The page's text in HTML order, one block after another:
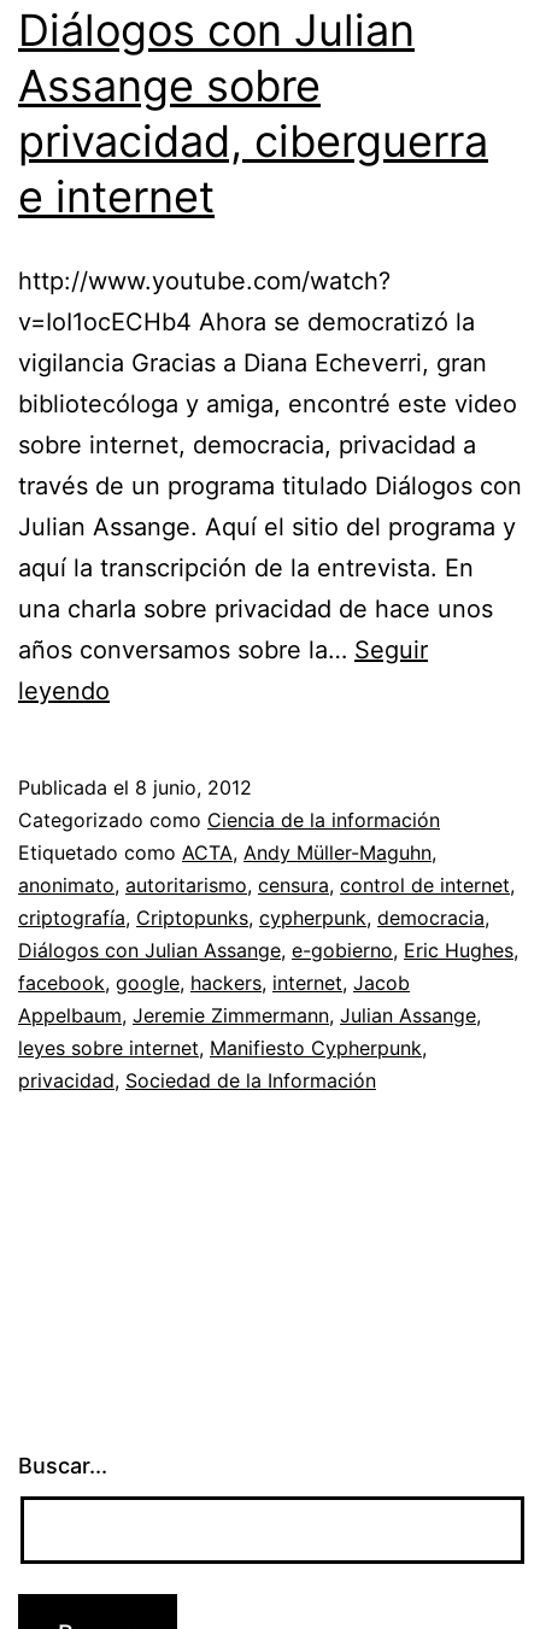
Diálogos con Julian
Assange sobre
privacidad, ciberguerra
e internet
http://www.youtube.com/watch?
v=IoI1ocECHb4 Ahora se democratizó la
vigilancia Gracias a Diana Echeverri, gran
bibliotecóloga y amiga, encontré este video
sobre internet, democracia, privacidad a
través de un programa titulado Diálogos con
Julian Assange. Aquí el sitio del programa y
aquí la transcripción de la entrevista. En
una charla sobre privacidad de hace unos
años conversamos sobre la… Seguir
leyendo
Assange
sobre
privacidad,
ciberguerra
e
internet
Publicada el 8 junio, 2012
Categorizado como Ciencia de la información
Etiquetado como ACTA, Andy Müller-Maguhn,
anonimato, autoritarismo, censura, control de internet,
criptografía, Criptopunks, cypherpunk, democracia,
Diálogos con Julian Assange, e-gobierno, Eric Hughes,
facebook, google, hackers, internet, Jacob
Appelbaum, Jeremie Zimmermann, Julian Assange,
leyes sobre internet, Manifiesto Cypherpunk,
privacidad, Sociedad de la Información
Buscar...